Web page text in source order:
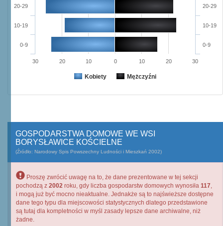
Kobiety Mężczyźni
0-9
10-19
20-29
0-9
10-19
20-29
30 20 10 0 10 20 30
GOSPODARSTWA DOMOWE WE WSI
BORYSŁAWICE KOŚCIELNE
(Źródło: Narodowy Spis Powszechny Ludności i Mieszkań 2002)
Proszę zwrócić uwagę na to, że dane prezentowane w tej sekcji
pochodzą z 2002 roku, gdy liczba gospodarstw domowych wynosiła 117,
i mogą już być mocno nieaktualne. Jednakże są to najświeższe dostępne
dane tego typu dla miejscowości statystycznych dlatego przedstawione
są tutaj dla kompletności w myśl zasady lepsze dane archiwalne, niż
żadne.